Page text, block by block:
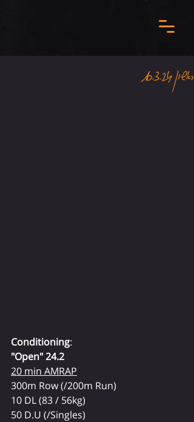
ראשון 10.3.24
Conditioning:
"Open" 24.2
20 min AMRAP
300m Row (/200m Run)
10 DL (83 / 56kg)
50 D.U (/Singles)